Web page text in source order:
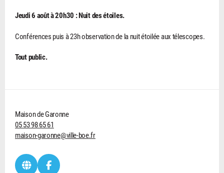
Jeudi 6 août à 20h30 : Nuit des étoiles.
Conférences puis à 23h observation de la nuit étoilée aux télescopes.
Tout public.
Maison de Garonne
05 53 98 65 61
maison-garonne@ville-boe.fr